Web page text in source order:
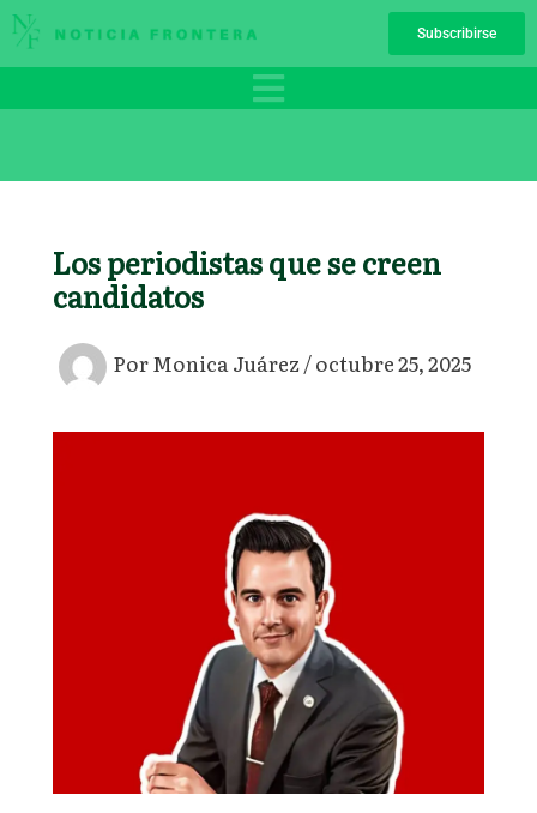
Ir
al
Subscribirse
Los periodistas que se creen
candidatos
PorMonica Juárez/octubre 25, 2025